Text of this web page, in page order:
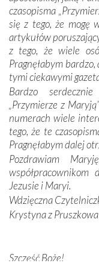
Dzieje Portugalii
odstępstw, także
wymiarze tak
konieczności
Opatrzności.
przynajmniej w
nieszczęściem i
przychodziły na
przewodników o
zwycięskich
kochanków.
Byli tym razem
każdego spośród
liczył sobie 13 lat,
Całe życie
Nasza pielgrzymka
czasopisma
się z tego, że mogę
artykułów
z tego, że wiele
Pragnęłabym
tymi ciekawymi
Bardzo
„Przymierze z
numerach wiele
tego, że te
Pragnęłabym dalej
Pozdrawiam
Jezusie i Maryi.
Wdzięczna
Krystyna z Pruszkowa
Szczęść Boże!